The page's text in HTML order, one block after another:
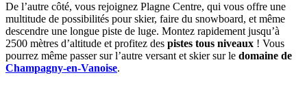
De l’autre côté, vous rejoignez Plagne Centre, qui vous offre une
multitude de possibilités pour skier, faire du snowboard, et même
descendre une longue piste de luge. Montez rapidement jusqu’à
2500 mètres d’altitude et profitez des pistes tous niveaux ! Vous
pourrez même passer sur l’autre versant et skier sur le domaine de
Champagny-en-Vanoise.